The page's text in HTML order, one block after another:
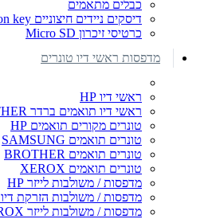
כבלים מתאמים
דיסקים ניידים חיצוניים Disk on key
כרטיסי זיכרון Micro SD
מדפסות ראשי דיו טונרים
ראשי דיו HP
ראשי דיו תואמים ברדר BROTHER
טונרים מקורים תואמים HP
טונרים תואמים SAMSUNG
טונרים תואמים BROTHER
טונרים תואמים XEROX
מדפסות / משולבות לייזר HP
מדפסות / משולבות הזרקת דיו HP
מדפסות / משולבות לייזר XEROX